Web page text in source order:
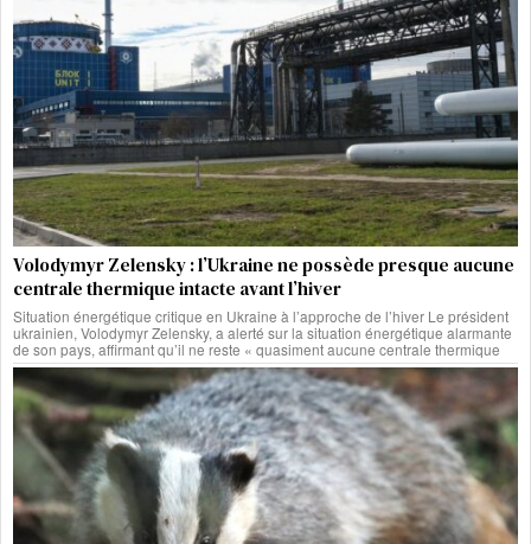
Volodymyr Zelensky : l’Ukraine ne possède presque aucune
centrale thermique intacte avant l’hiver
Situation énergétique critique en Ukraine à l’approche de l’hiver Le président
ukrainien, Volodymyr Zelensky, a alerté sur la situation énergétique alarmante
de son pays, affirmant qu’il ne reste « quasiment aucune centrale thermique